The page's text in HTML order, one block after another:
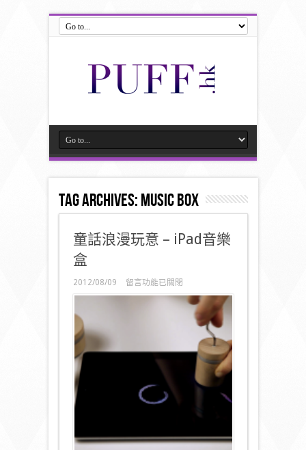
Tag Archives:music box
童話浪漫玩意 – iPad音樂
盒
2012/08/09
在
〈童
意
留言功能已關閉